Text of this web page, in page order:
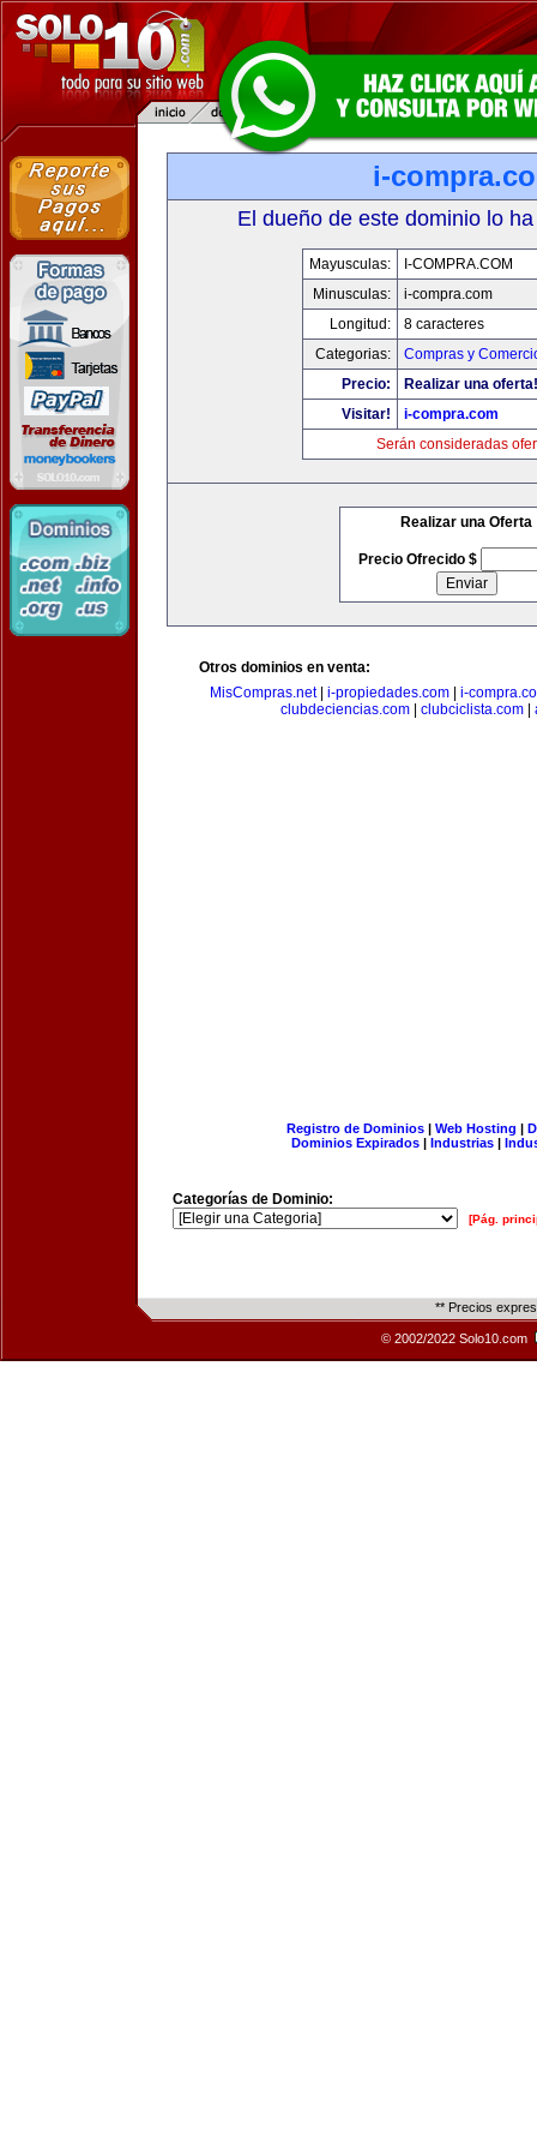
i-
El dueño de este dominio lo
Mayusculas:
I-COMPRA.COM
Minusculas:
i-compra.com
Longitud:
8 caracteres
Categorias:
Compras y
Precio:
Realizar una oferta!
Visitar!
i-compra.com
Serán consideradas
Realizar una Oferta
Precio Ofrecido $
Otros dominios en venta:
MisCompras.net| i-propiedades.com| i-
clubdeciencias.com
clubciclista.com
Registro de Dominios| Web Hosting |
Dominios Expirados | Industrias |
Categorías de Dominio:
[Pág.
** Precios
© 2002/2022 Solo10.com